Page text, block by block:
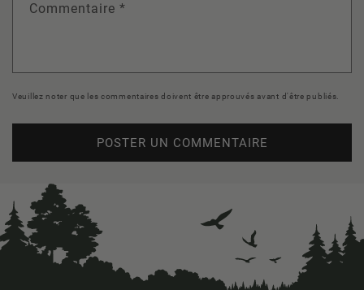
Commentaire *
Veuillez noter que les commentaires doivent être approuvés avant d'être publiés.